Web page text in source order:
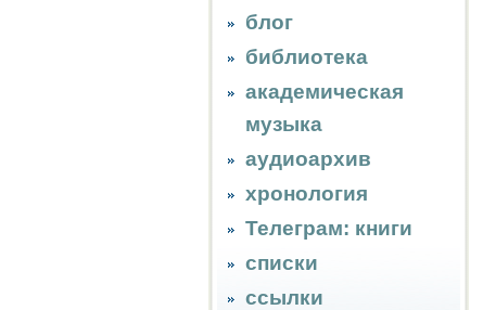
блог
библиотека
академическая
музыка
аудиоархив
хронология
Телеграм: книги
списки
ссылки